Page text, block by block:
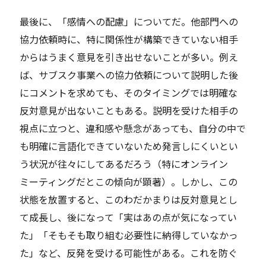
最後に、「感情への配慮」についてだ。他部門への
協力依頼時に、特に関係性が構築できていない相手
からはうまく意見を引き出せないことが多い。例え
ば、サブスク事業への協力依頼について説明した後
にコメントを求めても、そのタイミングでは明確な
反対意見が出ないこともある。説明を受けた相手の
視点に立つと、違和感や懸念があっても、自分の中で
も明確に言語化できていないため発言しにくいとい
う状況が往々にしてあるだろう（特にオンライン
ミーティングだとこの傾向が顕著）。しかし、この
状態を放置すると、このわだかまりは反対意見とし
て成長し、後になって「実はあの点が気になってい
た」「そもそも取り組む必要性に納得していなかっ
た」など、反発を受ける可能性がある。これを防ぐ